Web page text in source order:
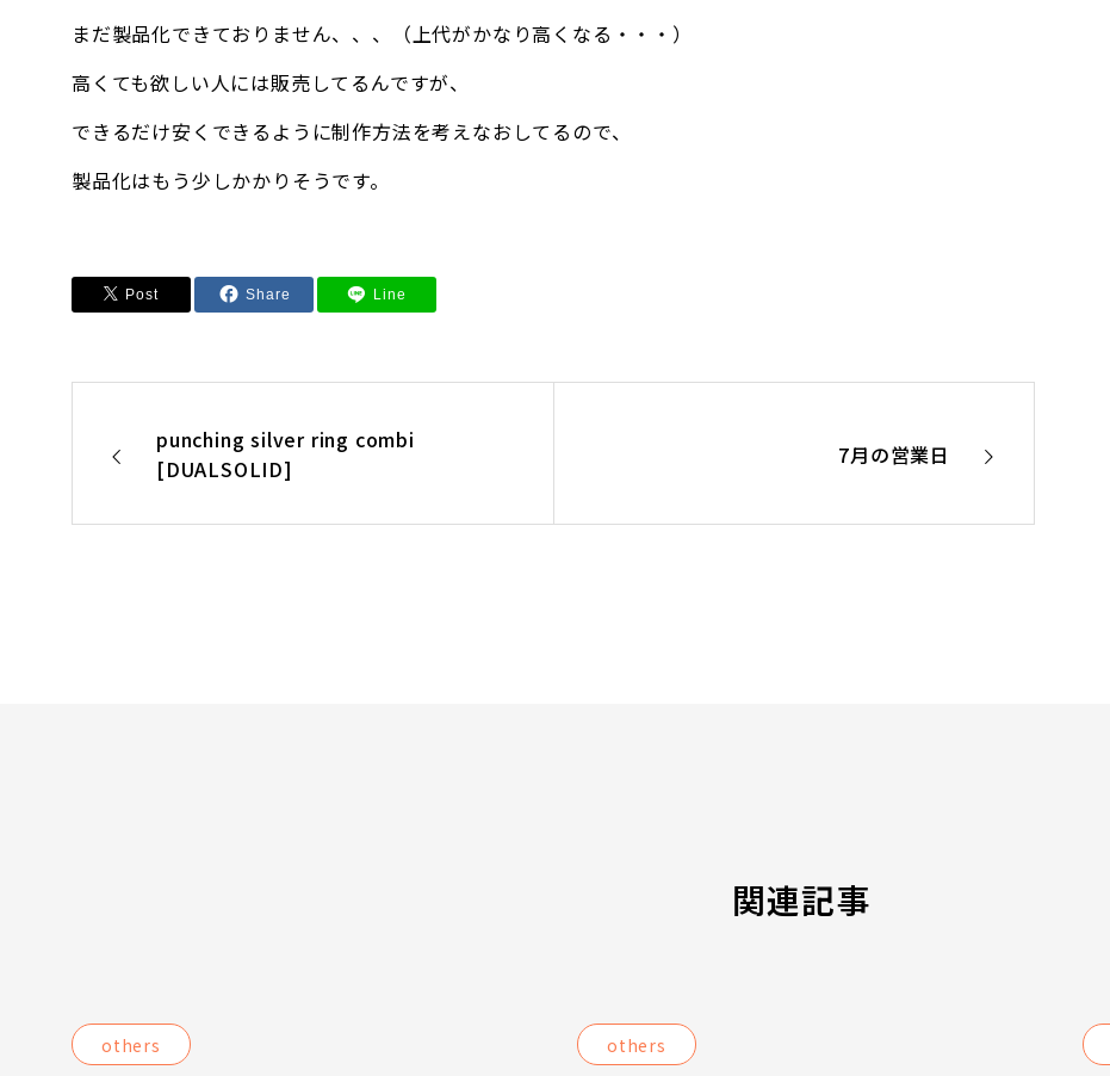
まだ製品化できておりません、、、（上代がかなり高くなる・・・）
高くても欲しい人には販売してるんですが、
できるだけ安くできるように制作方法を考えなおしてるので、
製品化はもう少しかかりそうです。
Post Share Line
punching silver ring combi
[DUALSOLID]
7月の営業日
関連記事
others others